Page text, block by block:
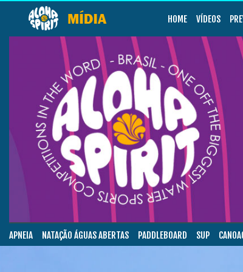
HOME VÍDEOS
APNEIA NATAÇÃO ÁGUAS ABERTAS PADDLEBOARD SUP